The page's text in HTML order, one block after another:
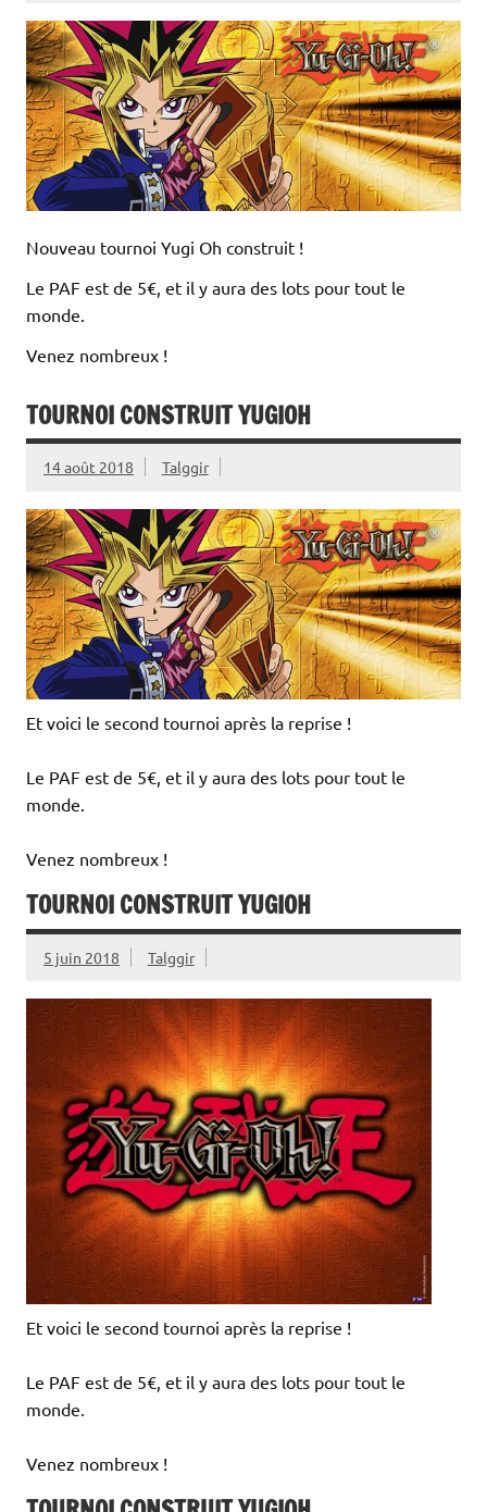
Nouveau tournoi Yugi Oh construit !
Le PAF est de 5€, et il y aura des lots pour tout le
monde.
Venez nombreux !
TOURNOI CONSTRUIT YUGIOH
14 août 2018 Talggir
Et voici le second tournoi après la reprise !
Le PAF est de 5€, et il y aura des lots pour tout le
monde.
Venez nombreux !
TOURNOI CONSTRUIT YUGIOH
5 juin 2018 Talggir
Et voici le second tournoi après la reprise !
Le PAF est de 5€, et il y aura des lots pour tout le
monde.
Venez nombreux !